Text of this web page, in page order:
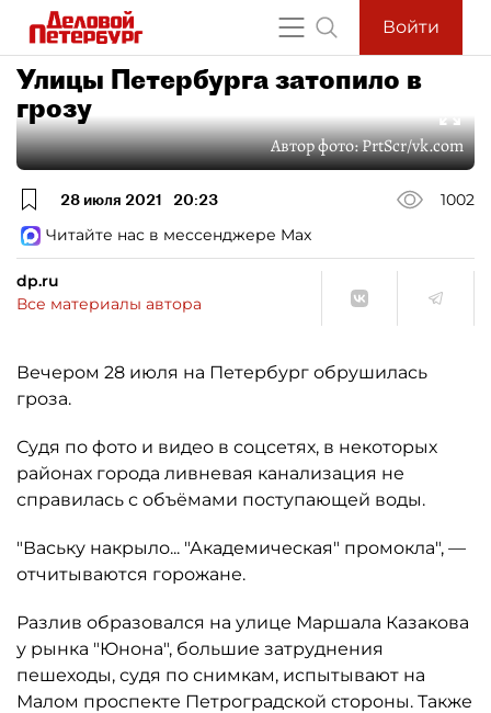
Войти
Улицы Петербурга затопило в
грозу
Автор фото:PrtScr/vk.com
28 июля 2021 20:23
1002
Читайте нас в мессенджере Max
dp.ru
Все материалы автора
Вечером 28 июля на Петербург обрушилась
гроза.
Судя по фото и видео в соцсетях, в некоторых
районах города ливневая канализация не
справилась с объёмами поступающей воды.
"Ваську накрыло... "Академическая" промокла", —
отчитываются горожане.
Разлив образовался на улице Маршала Казакова
у рынка "Юнона", большие затруднения
пешеходы, судя по снимкам, испытывают на
Малом проспекте Петроградской стороны. Также